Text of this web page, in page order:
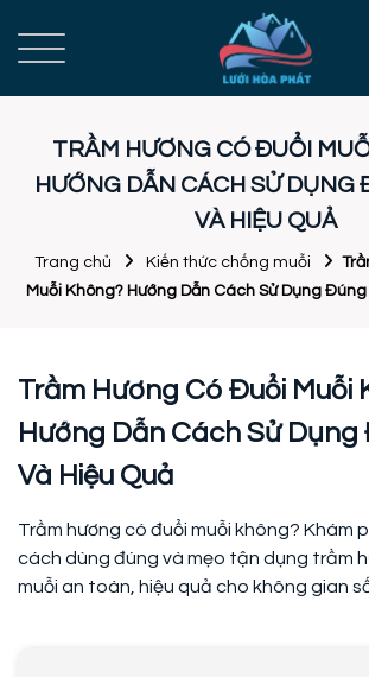
TRẦM HƯƠNG CÓ ĐUỔI
HƯỚNG DẪN CÁCH SỬ DỤNG
VÀ HIỆU QUẢ
Trang chủ Kiến thức chống muỗi
Muỗi Không? Hướng Dẫn Cách Sử Dụng
Trầm Hương Có Đuổi Muỗi
Hướng Dẫn Cách Sử
Và Hiệu Quả
Trầm hương có đuổi muỗi không? Khám
cách dùng đúng và mẹo tận dụng trầm
muỗi an toàn, hiệu quả cho không gian